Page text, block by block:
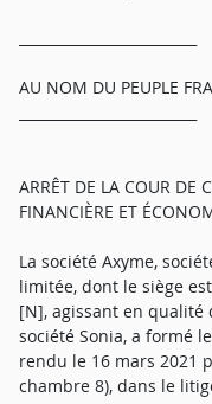
AU NOM DU PEUPLE
ARRÊT DE LA COUR DE
FINANCIÈRE ET
La société Axyme,
limitée, dont le siège
[N], agissant en
société Sonia, a formé
rendu le 16 mars 2021
chambre 8), dans le